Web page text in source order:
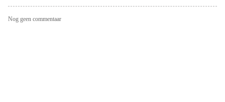
Nog geen commentaar